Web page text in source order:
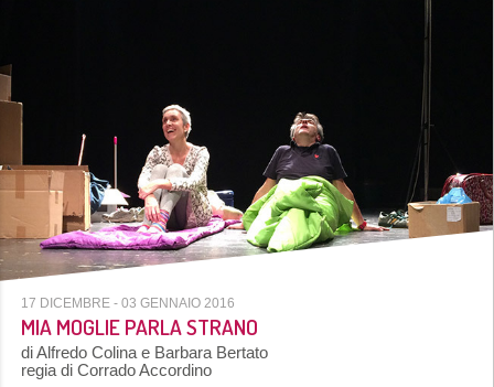
17 DICEMBRE - 03 GENNAIO 2016
MIA MOGLIE PARLA STRANO
di Alfredo Colina e Barbara Bertato
regia di Corrado Accordino